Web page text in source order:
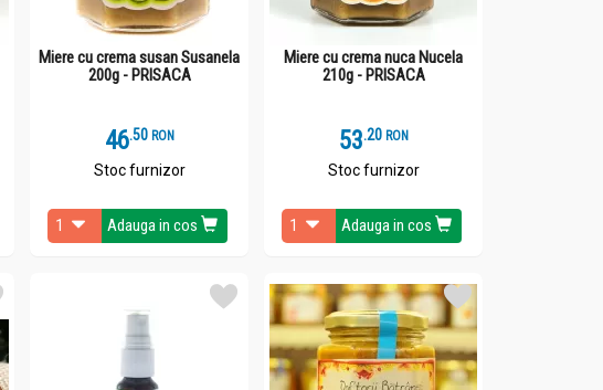
Miere cu crema susan Susanela
200g - PRISACA
46.5 RON
Stoc furnizor
Adauga in cos
Miere cu crema nuca Nucela
210g - PRISACA
53.2 RON
Stoc furnizor
Adauga in cos